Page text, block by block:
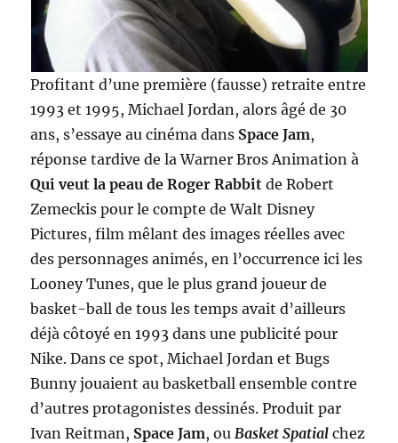
Profitant d’une première (fausse) retraite entre
1993 et 1995, Michael Jordan, alors âgé de 30
ans, s’essaye au cinéma dans Space Jam,
réponse tardive de la Warner Bros Animation à
Qui veut la peau de Roger Rabbit de Robert
Zemeckis pour le compte de Walt Disney
Pictures, film mêlant des images réelles avec
des personnages animés, en l’occurrence ici les
Looney Tunes, que le plus grand joueur de
basket-ball de tous les temps avait d’ailleurs
déjà côtoyé en 1993 dans une publicité pour
Nike. Dans ce spot, Michael Jordan et Bugs
Bunny jouaient au basketball ensemble contre
d’autres protagonistes dessinés. Produit par
Ivan Reitman, Space Jam, ouBasket Spatial chez